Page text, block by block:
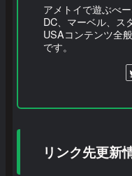
アメトイで遊ぶべ
DC、マーベル、
USAコンテンツ全
です。
リンク先更新